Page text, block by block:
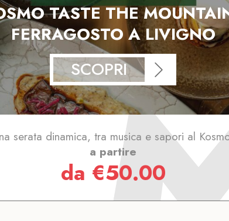
TASTE THE
FERRAGOSTO A LIVIGNO
SCOPRI
serata dinamica, tra musica e sapori al
a partire
da €50.00